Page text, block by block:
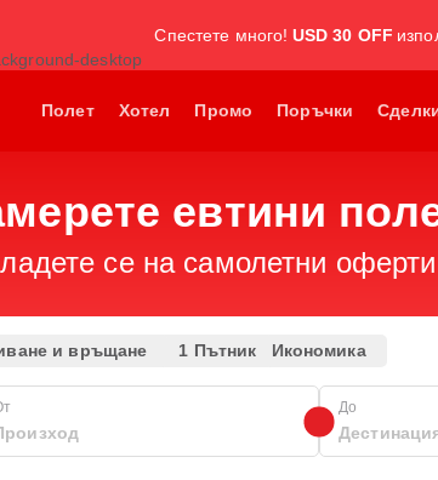
Спестете много! USD 30 OFF
Полет Хотел Промо Поръчки
евтини
се на самолетни
и връщане 1 Пътник Икономика
До